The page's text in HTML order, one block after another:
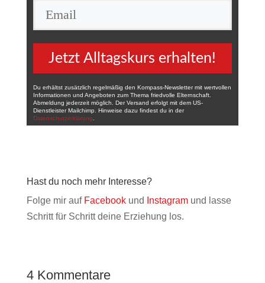
Jetzt Alltagskurs erhalten!
Du erhältst zusätzlich regelmäßig den Kompass-Newsletter mit wertvollen
Informationen und Angeboten zum Thema friedvolle Elternschaft.
Abmeldung jederzeit möglich. Der Versand erfolgt mit dem US-
Dienstleister Mailchimp. Hinweise dazu findest du in der
Datenschutzerklärung
Hast du noch mehr Interesse?
Folge mir auf Facebookund Instagramund lasse
Schritt für Schritt deine Erziehung los.
4 Kommentare